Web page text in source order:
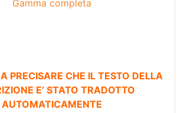
Gamma completa
PRECISARE CHE IL TESTO DELLA
E’ STATO TRADOTTO
AUTOMATICAMENTE